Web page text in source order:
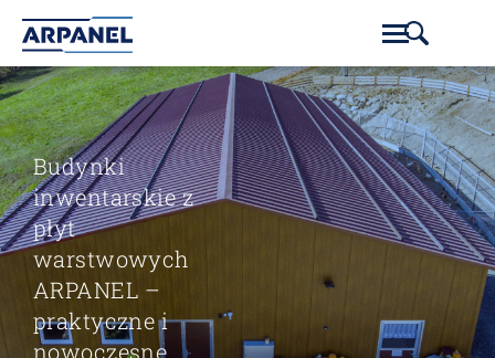
Budynki
inwentarskie z
płyt
warstwowych
ARPANEL –
praktyczne i
nowoczesne